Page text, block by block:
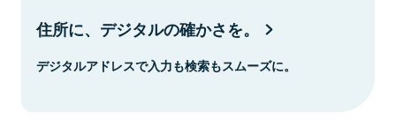
住所に、デジタルの確かさを。
デジタルアドレスで入力も検索もスムーズに。